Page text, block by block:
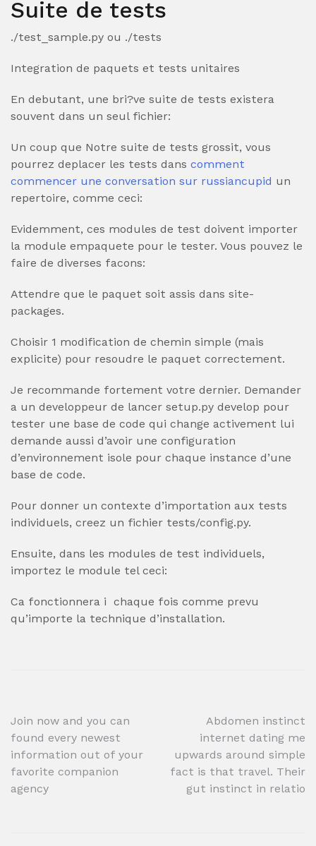
Suite de tests
./test_sample.py ou ./tests
Integration de paquets et tests unitaires
En debutant, une bri?ve suite de tests existera
souvent dans un seul fichier:
Un coup que Notre suite de tests grossit, vous
pourrez deplacer les tests dans comment
commencer une conversation sur russiancupid un
repertoire, comme ceci:
Evidemment, ces modules de test doivent importer
la module empaquete pour le tester. Vous pouvez le
faire de diverses facons:
Attendre que le paquet soit assis dans site-
packages.
Choisir 1 modification de chemin simple (mais
explicite) pour resoudre le paquet correctement.
Je recommande fortement votre dernier. Demander
a un developpeur de lancer setup.py develop pour
tester une base de code qui change activement lui
demande aussi d’avoir une configuration
d’environnement isole pour chaque instance d’une
base de code.
Pour donner un contexte d’importation aux tests
individuels, creez un fichier tests/config.py.
Ensuite, dans les modules de test individuels,
importez le module tel ceci:
Ca fonctionnera i chaque fois comme prevu
qu’importe la technique d’installation.
Post
navigation
Join now and you can
found every newest
information out of your
favorite companion
agency
Abdomen instinct
internet dating me
upwards around simple
fact is that travel. Their
gut instinct in relatio